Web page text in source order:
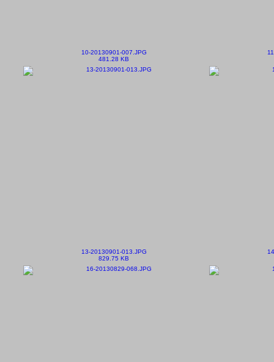
10-20130901-007.JPG
481.28 KB
13-20130901-013.JPG
829.75 KB